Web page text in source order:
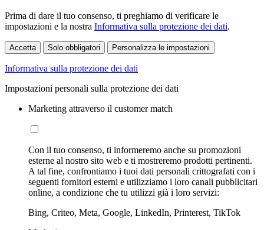
Prima di dare il tuo consenso, ti preghiamo di verificare le
impostazioni e la nostra Informativa sulla protezione dei dati.
Accetta Solo obbligatori Personalizza le impostazioni
Informativa sulla protezione dei dati
Impostazioni personali sulla protezione dei dati
Marketing attraverso il customer match
Con il tuo consenso, ti informeremo anche su promozioni
esterne al nostro sito web e ti mostreremo prodotti pertinenti.
A tal fine, confrontiamo i tuoi dati personali crittografati con i
seguenti fornitori esterni e utilizziamo i loro canali pubblicitari
online, a condizione che tu utilizzi già i loro servizi:
Bing, Criteo, Meta, Google, LinkedIn, Printerest, TikTok